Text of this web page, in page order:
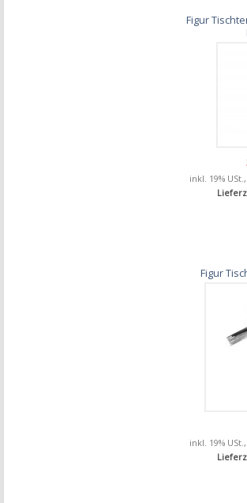
Figur
inkl. 19%
Figur
inkl. 19%